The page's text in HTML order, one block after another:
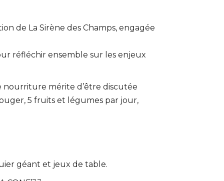
de La Sirène des Champs, engagée
réfléchir ensemble sur les enjeux
nourriture mérite d’être discutée
5 fruits et légumes par jour,
géant et jeux de table.